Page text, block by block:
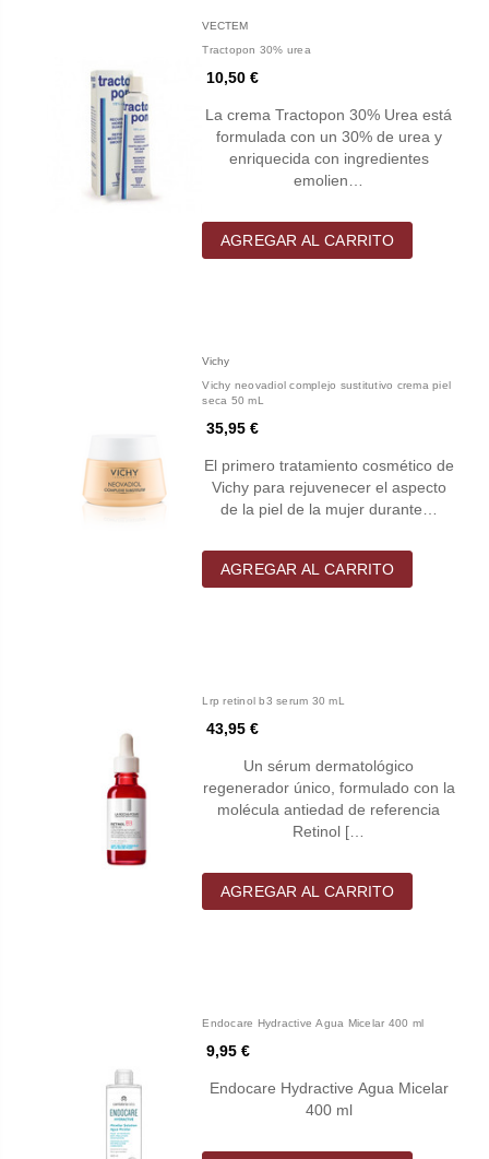
VECTEM
Tractopon 30% urea
10,50 €
La crema Tractopon 30% Urea está
formulada con un 30% de urea y
enriquecida con ingredientes
emolien…
AGREGAR AL CARRITO
Vichy
Vichy neovadiol complejo sustitutivo crema piel
seca 50 mL
35,95 €
El primero tratamiento cosmético de
Vichy para rejuvenecer el aspecto
de la piel de la mujer durante…
AGREGAR AL CARRITO
Lrp retinol b3 serum 30 mL
43,95 €
Un sérum dermatológico
regenerador único, formulado con la
molécula antiedad de referencia
Retinol […
AGREGAR AL CARRITO
Endocare Hydractive Agua Micelar 400 ml
9,95 €
Endocare Hydractive Agua Micelar
400 ml